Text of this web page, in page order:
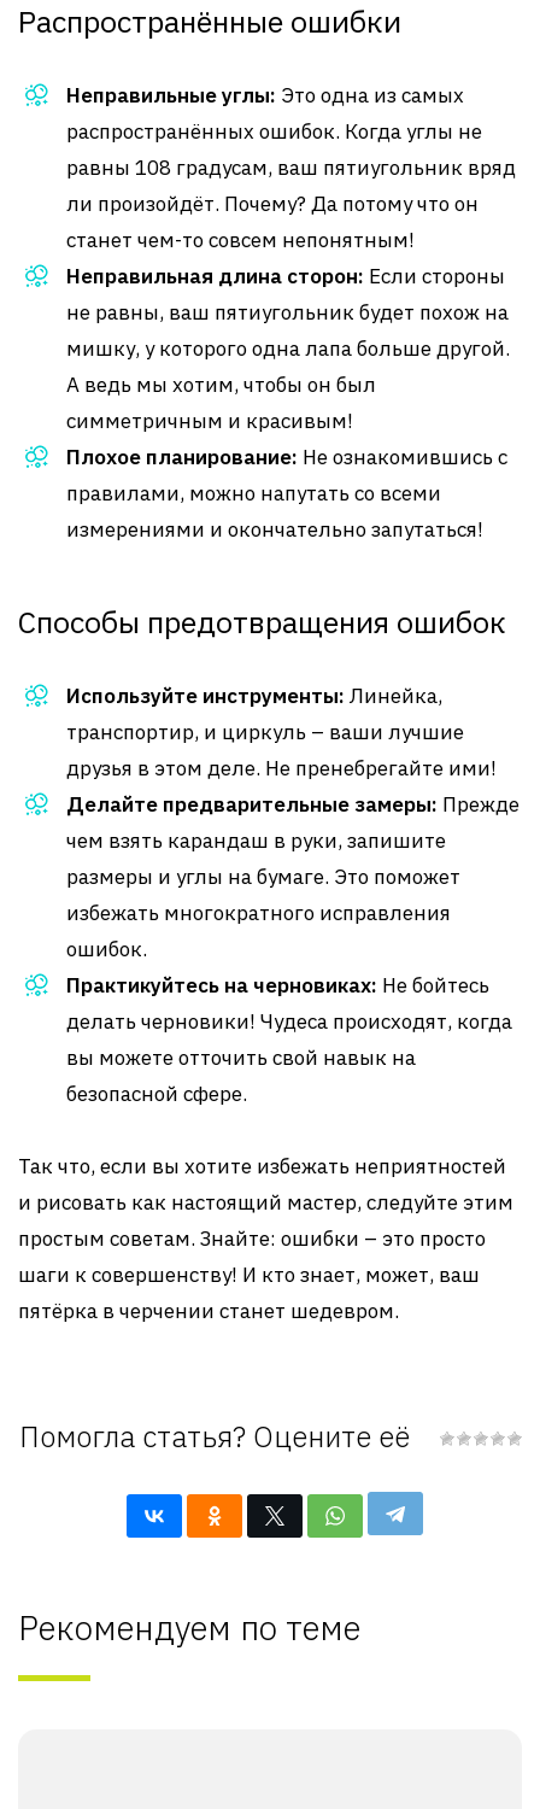
Распространённые ошибки
Неправильные углы: Это одна из самых
распространённых ошибок. Когда углы не
равны 108 градусам, ваш пятиугольник вряд
ли произойдёт. Почему? Да потому что он
станет чем-то совсем непонятным!
Неправильная длина сторон: Если стороны
не равны, ваш пятиугольник будет похож на
мишку, у которого одна лапа больше другой.
А ведь мы хотим, чтобы он был
симметричным и красивым!
Плохое планирование: Не ознакомившись с
правилами, можно напутать со всеми
измерениями и окончательно запутаться!
Способы предотвращения ошибок
Используйте инструменты: Линейка,
транспортир, и циркуль – ваши лучшие
друзья в этом деле. Не пренебрегайте ими!
Делайте предварительные замеры: Прежде
чем взять карандаш в руки, запишите
размеры и углы на бумаге. Это поможет
избежать многократного исправления
ошибок.
Практикуйтесь на черновиках: Не бойтесь
делать черновики! Чудеса происходят, когда
вы можете отточить свой навык на
безопасной сфере.
Так что, если вы хотите избежать неприятностей
и рисовать как настоящий мастер, следуйте этим
простым советам. Знайте: ошибки – это просто
шаги к совершенству! И кто знает, может, ваш
пятёрка в черчении станет шедевром.
Помогла статья? Оцените её
Рекомендуем по теме